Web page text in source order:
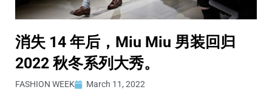
消失 14 年后，Miu Miu 男装回归
2022 秋冬系列大秀。
FASHION WEEK March 11, 2022